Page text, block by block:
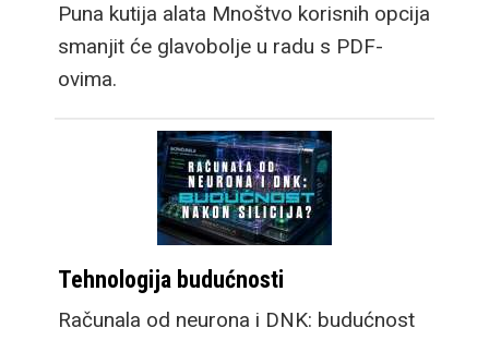
Puna kutija alata Mnoštvo korisnih opcija
smanjit će glavobolje u radu s PDF-
ovima.
Tehnologija budućnosti
Računala od neurona i DNK: budućnost